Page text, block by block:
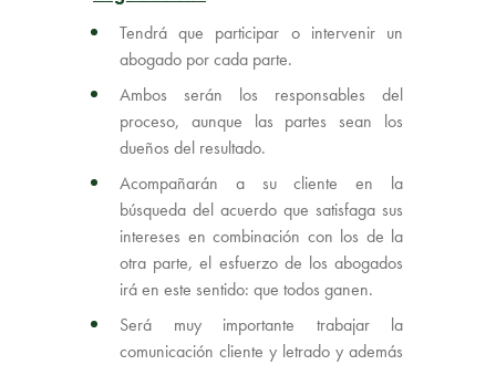
Tendrá que participar o intervenir un
abogado por cada parte.
Ambos serán los responsables del
proceso, aunque las partes sean los
dueños del resultado.
Acompañarán a su cliente en la
búsqueda del acuerdo que satisfaga sus
intereses en combinación con los de la
otra parte, el esfuerzo de los abogados
irá en este sentido: que todos ganen.
Será muy importante trabajar la
comunicación cliente y letrado y además